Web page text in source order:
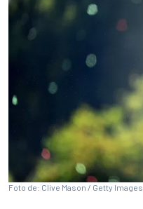
Foto de: Clive Mason / Getty Images